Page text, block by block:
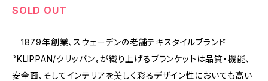
SOLD OUT
1879年創業、スウェーデンの老舗テキスタイルブランド
〝KLIPPAN/クリッパン〟が織り上げるブランケットは品質・機能、
安全面、そしてインテリアを美しく彩るデザイン性においても高い